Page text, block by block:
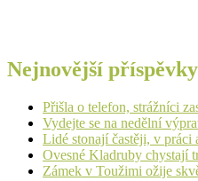
Nejnovější příspěvky
Přišla o telefon, strážníci
Vydejte se na nedělní
Lidé stonají častěji, v práci
Ovesné Kladruby chystají
Zámek v Toužimi ožije